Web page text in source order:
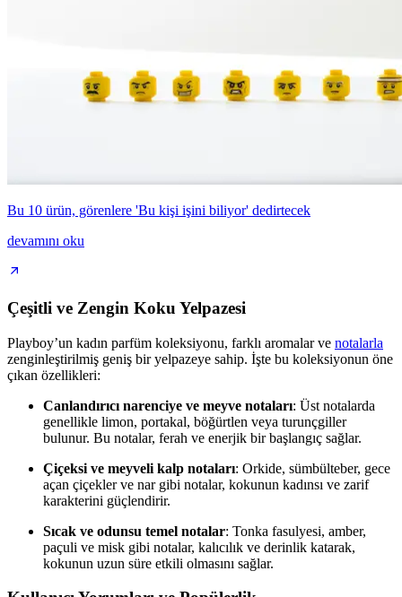
Bu 10 ürün, görenlere 'Bu kişi işini biliyor' dedirtecek
devamını oku
Çeşitli ve Zengin Koku Yelpazesi
Playboy’un kadın parfüm koleksiyonu, farklı aromalar ve notalarla
zenginleştirilmiş geniş bir yelpazeye sahip. İşte bu koleksiyonun öne
çıkan özellikleri:
Canlandırıcı narenciye ve meyve notaları: Üst notalarda
genellikle limon, portakal, böğürtlen veya turunçgiller
bulunur. Bu notalar, ferah ve enerjik bir başlangıç sağlar.
Çiçeksi ve meyveli kalp notaları: Orkide, sümbülteber, gece
açan çiçekler ve nar gibi notalar, kokunun kadınsı ve zarif
karakterini güçlendirir.
Sıcak ve odunsu temel notalar: Tonka fasulyesi, amber,
paçuli ve misk gibi notalar, kalıcılık ve derinlik katarak,
kokunun uzun süre etkili olmasını sağlar.